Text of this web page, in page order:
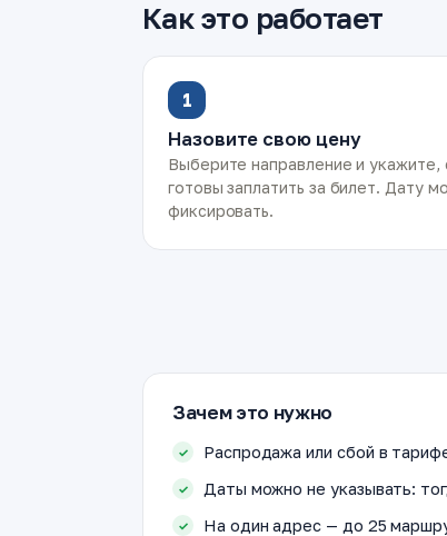
Как это работает
1
Назовите свою цену
Выберите направление и укажите,
готовы заплатить за билет. Дату
фиксировать.
Зачем это нужно
Распродажа или сбой в
Даты можно не указывать:
На один адрес — до 25